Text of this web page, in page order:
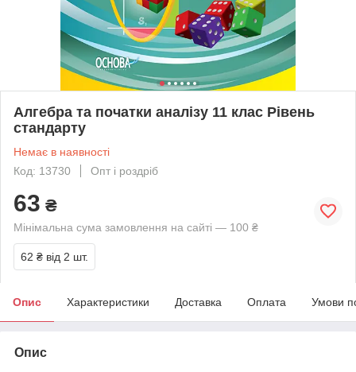
Алгебра та початки аналізу 11 клас Рівень
стандарту
Немає в наявності
Код: 13730
Опт і роздріб
63 ₴
Мінімальна сума замовлення на сайті — 100 ₴
62 ₴ від 2 шт.
Опис Характеристики Доставка Оплата Умови
Опис